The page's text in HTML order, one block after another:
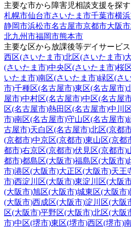
主要な市から障害児相談支援を探す
札幌市仙台市さいたま市千葉市横
静岡市浜松市名古屋市京都市大阪市
北九州市福岡市熊本市
主要な区から放課後等デイサービ
西区(さいたま市)北区(さいたま市)
(さいたま市)中央区(さいたま市)桜
いたま市)南区(さいたま市)緑区(さ
市)千種区(名古屋市)東区(名古屋市)
屋市)中村区(名古屋市)中区(名古屋
区(名古屋市)熱田区(名古屋市)中川
市)南区(名古屋市)守山区(名古屋市)
古屋市)天白区(名古屋市)北区(京都
(京都市)中京区(京都市)東山区(京都
都市)右京区(京都市)伏見区(京都市)
都市)都島区(大阪市)福島区(大阪市)
市)港区(大阪市)大正区(大阪市)天王
市)西淀川区(大阪市)東淀川区(大阪
(大阪市)旭区(大阪市)城東区(大阪市)
(大阪市)西成区(大阪市)淀川区(大阪
区(大阪市)平野区(大阪市)北区(大阪
市)中区(堺市)東区(堺市)西区(堺市)